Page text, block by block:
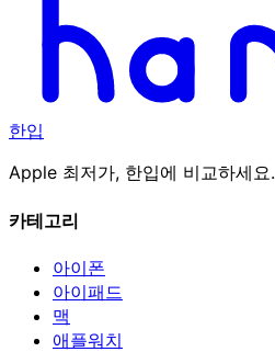
한입
Apple 최저가, 한입에 비교하세요.
카테고리
아이폰
아이패드
맥
애플워치